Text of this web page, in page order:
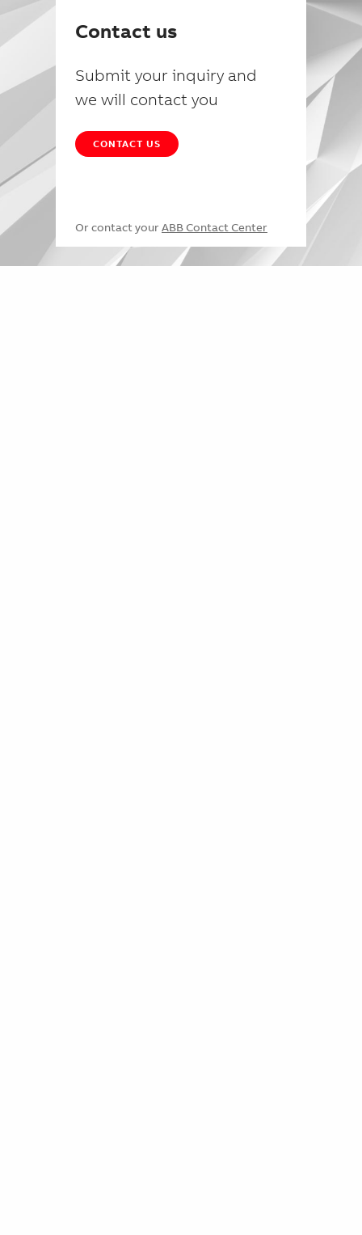
Contact us
Submit your inquiry and
we will contact you
CONTACT US
Or contact your ABB Contact Center